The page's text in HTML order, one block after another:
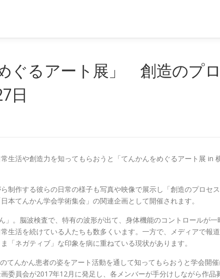
ぐるアート展」 創造のプ
日
生活や創造力を知ってもらおうと「てんかんをめぐるアート展 in
作する彼らの日常の様子も写真や映像で展示し「創造のプロセス
てんかん学会学術集会」の関連企画として開催されます。
。脳波検査で、特有の波形が出て、身体機能のコントロールが一
生活を続けている人たちも数多くいます。一方で、メディアで報
ネガティブ」な印象を病に重ねている現状があります。
てんかん患者の姿をアート活動を通して知ってもらおうと学会開
委員会が2017年12月に発足し、各メンバーが手分けしながら作品